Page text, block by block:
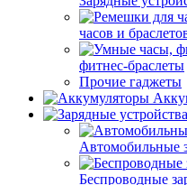
часов и
фитнес-браслеты
Прочие гаджеты
Автомобильные
Беспроводные